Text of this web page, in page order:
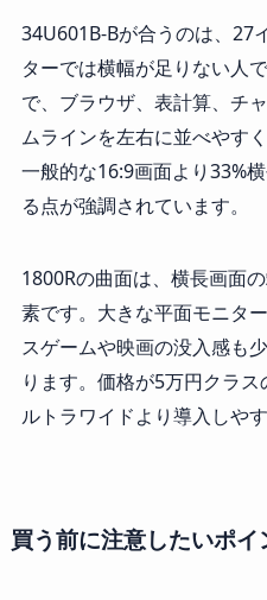
34U601B-Bが合うのは、27
ターでは横幅が足りない人
で、ブラウザ、表計算、チ
ムラインを左右に並べやす
一般的な16:9画面より33%
る点が強調されています。
1800Rの曲面は、横長画面
素です。大きな平面モニタ
スゲームや映画の没入感も
ります。価格が5万円クラ
ルトラワイドより導入しや
買う前に注意したいポイ